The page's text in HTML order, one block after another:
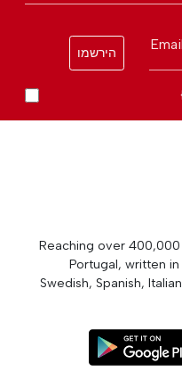
הירשמו
Reaching over
Portugal, written
Swedish, Spanish,